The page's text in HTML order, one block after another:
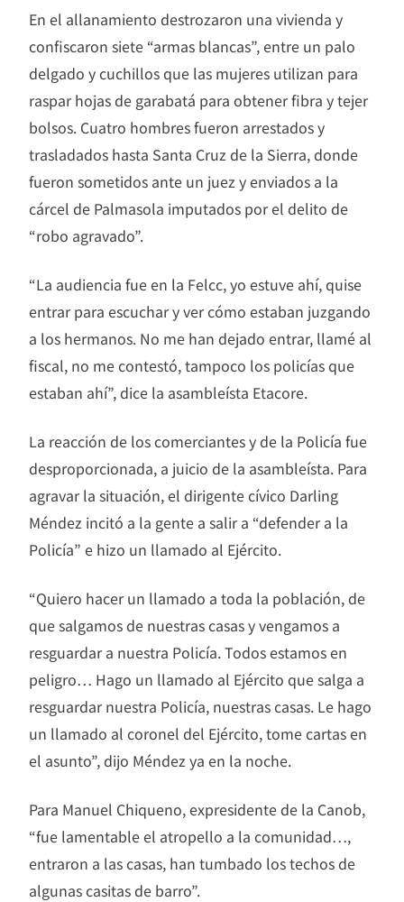
En el allanamiento destrozaron una vivienda y
confiscaron siete “armas blancas”, entre un palo
delgado y cuchillos que las mujeres utilizan para
raspar hojas de garabatá para obtener fibra y tejer
bolsos. Cuatro hombres fueron arrestados y
trasladados hasta Santa Cruz de la Sierra, donde
fueron sometidos ante un juez y enviados a la
cárcel de Palmasola imputados por el delito de
“robo agravado”.
“La audiencia fue en la Felcc, yo estuve ahí, quise
entrar para escuchar y ver cómo estaban juzgando
a los hermanos. No me han dejado entrar, llamé al
fiscal, no me contestó, tampoco los policías que
estaban ahí”, dice la asambleísta Etacore.
La reacción de los comerciantes y de la Policía fue
desproporcionada, a juicio de la asambleísta. Para
agravar la situación, el dirigente cívico Darling
Méndez incitó a la gente a salir a “defender a la
Policía” e hizo un llamado al Ejército.
“Quiero hacer un llamado a toda la población, de
que salgamos de nuestras casas y vengamos a
resguardar a nuestra Policía. Todos estamos en
peligro… Hago un llamado al Ejército que salga a
resguardar nuestra Policía, nuestras casas. Le hago
un llamado al coronel del Ejército, tome cartas en
el asunto”, dijo Méndez ya en la noche.
Para Manuel Chiqueno, expresidente de la Canob,
“fue lamentable el atropello a la comunidad…,
entraron a las casas, han tumbado los techos de
algunas casitas de barro”.